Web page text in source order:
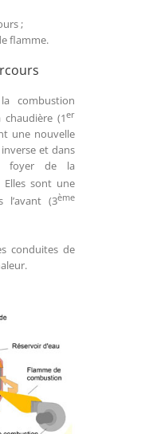
;
flamme.
combustion
(1er
une nouvelle
et dans
foyer de la
Elles sont une
l’avant (3ème
conduites de